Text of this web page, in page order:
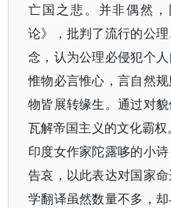
亡国之悲。并非偶然
论》，批判了流行的公
念，认为公理必侵犯个
惟物必言惟心，言自然
物皆展转缘生。通过对
瓦解帝国主义的文化霸
印度女作家陀露哆的小
告哀，以此表达对国家
学翻译虽然数量不多，